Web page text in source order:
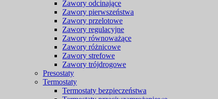
Zawory odcinające
Zawory pierwszeństwa
Zawory przelotowe
Zawory regulacyjne
Zawory równoważące
Zawory różnicowe
Zawory strefowe
Zawory trójdrogowe
Presostaty
Termostaty
Termostaty bezpieczeństwa